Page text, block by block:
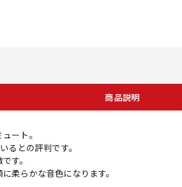
商品説明
ート。
るとの評判です。
す。
らかな音色になります。